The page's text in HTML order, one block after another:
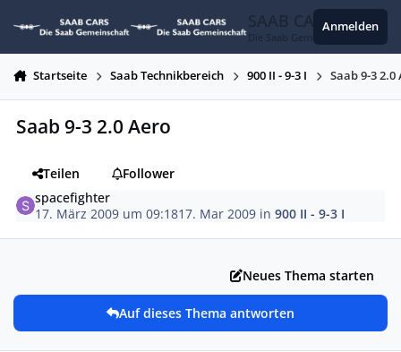
SAAB CARS
Die Saab Gemeinschaft
Anmelden
Startseite Saab Technikbereich 900 II - 9-3 I Saab 9-3 2.0
Saab 9-3 2.0 Aero
Teilen
Follower
spacefighter
17. März 2009 um 09:1817. Mar 2009 in900 II - 9-3 I
Neues Thema starten
Auf dieses Thema antworten